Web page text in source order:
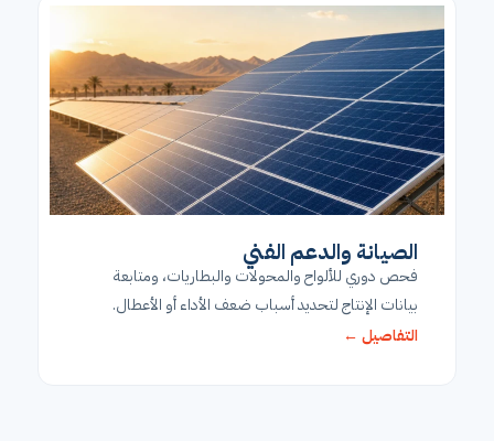
الصيانة والدعم الفني
فحص دوري للألواح والمحولات والبطاريات، ومتابعة
بيانات الإنتاج لتحديد أسباب ضعف الأداء أو الأعطال.
التفاصيل ←